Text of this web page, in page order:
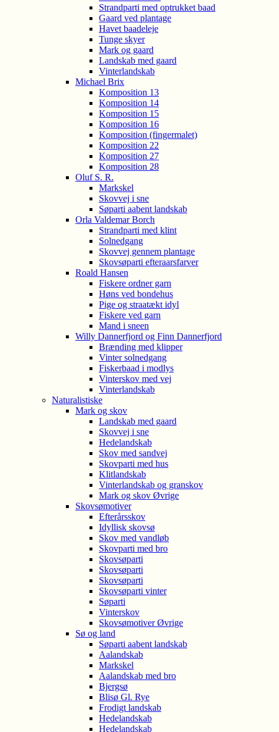
Strandparti med optrukket baad
Gaard ved plantage
Havet baadeleje
Tunge skyer
Mark og gaard
Landskab med gaard
Vinterlandskab
Michael Brix
Komposition 13
Komposition 14
Komposition 15
Komposition 16
Komposition (fingermalet)
Komposition 22
Komposition 27
Komposition 28
Oluf S. R.
Markskel
Skovvej i sne
Søparti aabent landskab
Orla Valdemar Borch
Strandparti med klint
Solnedgang
Skovvej gennem plantage
Skovsøparti efteraarsfarver
Roald Hansen
Fiskere ordner garn
Høns ved bondehus
Pige og straatækt idyl
Fiskere ved garn
Mand i sneen
Willy Dannerfjord og Finn Dannerfjord
Brænding med klipper
Vinter solnedgang
Fiskerbaad i modlys
Vinterskov med vej
Vinterlandskab
Naturalistiske
Mark og skov
Landskab med gaard
Skovvej i sne
Hedelandskab
Skov med sandvej
Skovparti med hus
Klitlandskab
Vinterlandskab og granskov
Mark og skov Øvrige
Skovsømotiver
Efterårsskov
Idyllisk skovsø
Skov med vandløb
Skovparti med bro
Skovsøparti
Skovsøparti
Skovsøparti
Skovsøparti vinter
Søparti
Vinterskov
Skovsømotiver Øvrige
Sø og land
Søparti aabent landskab
Aalandskab
Markskel
Aalandskab med bro
Bjergsø
Blisø Gl. Rye
Frodigt landskab
Hedelandskab
Hedelandskab